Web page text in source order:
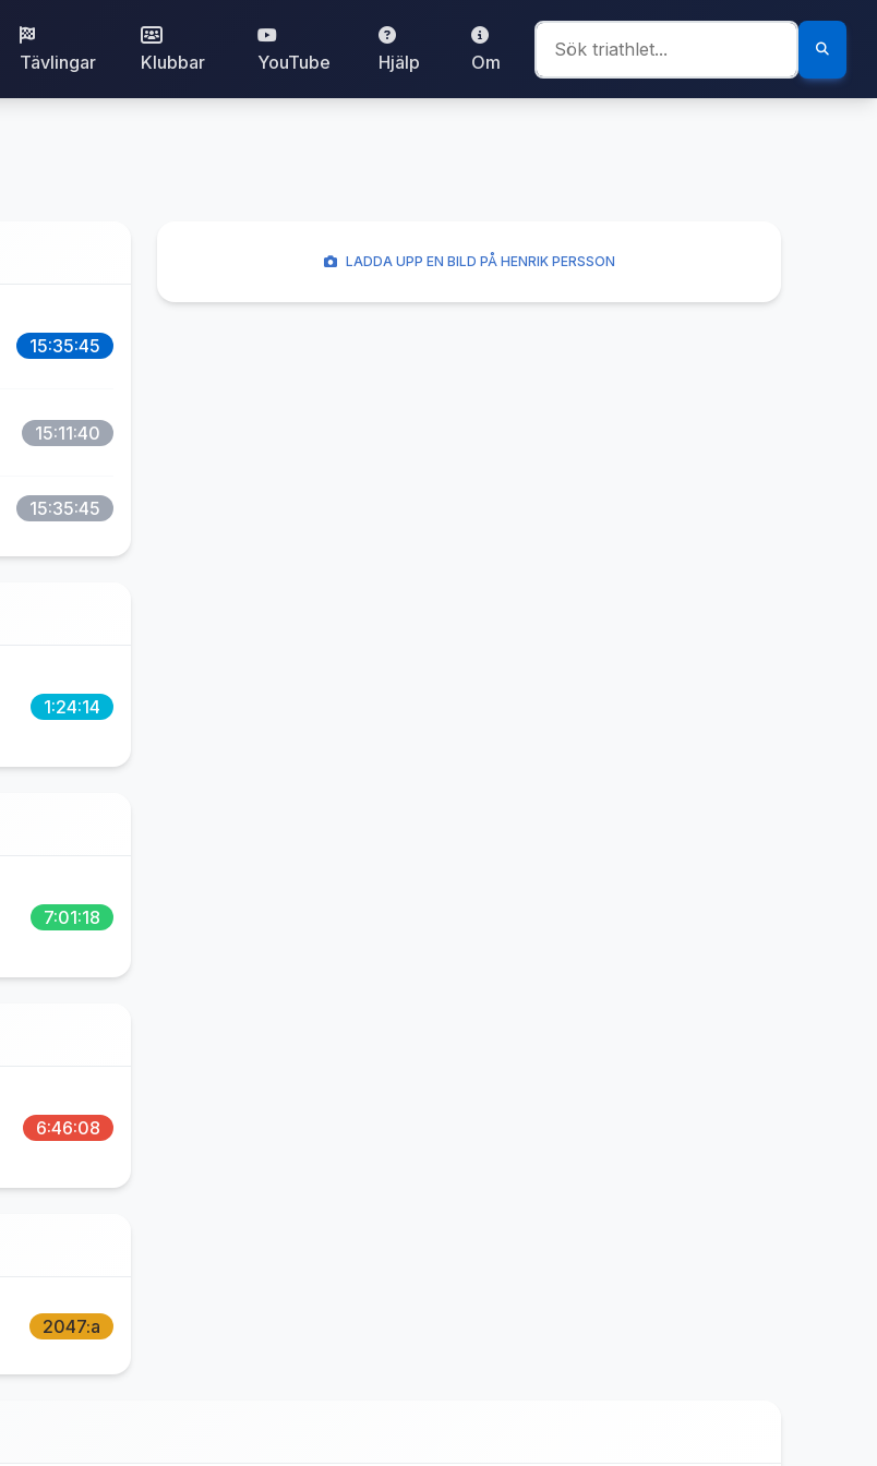
Tävlingar Klubbar YouTube Hjälp Om
15:35:45
15:11:40
15:35:45
1:24:14
7:01:18
6:46:08
2047:a
LADDA UPP EN BILD PÅ HENRIK PERSSON